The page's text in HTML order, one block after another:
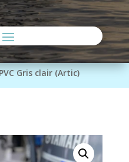
Gris clair (Artic)